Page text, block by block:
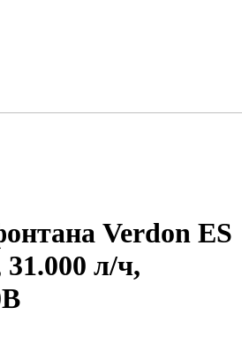
Verdon ES
л/ч,